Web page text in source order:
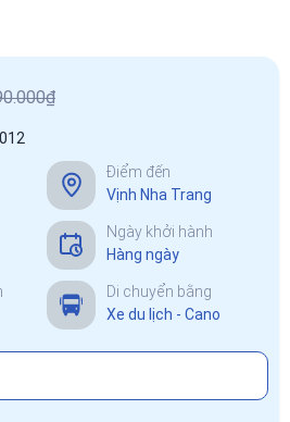
Điểm đến
Vịnh Nha Trang
Ngày khởi hành
Hàng ngày
Di chuyển bằng
Xe du lịch - Cano